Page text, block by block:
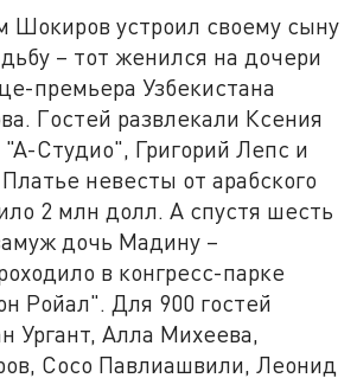
Шокиров устроил своему сыну
– тот женился на дочери
премьера Узбекистана
Гостей развлекали Ксения
"А-Студио", Григорий Лепс и
невесты от арабского
2 млн долл. А спустя шесть
дочь Мадину –
в конгресс-парке
Ройал". Для 900 гостей
Ургант, Алла Михеева,
Сосо Павлиашвили, Леонид